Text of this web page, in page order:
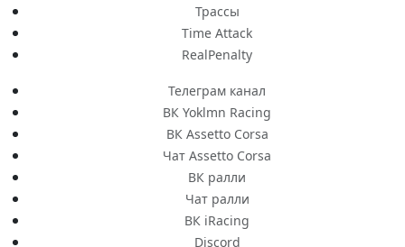
Трассы
Time Attack
RealPenalty
Телеграм канал
ВК Yoklmn Racing
ВК Assetto Corsa
Чат Assetto Corsa
ВК ралли
Чат ралли
ВК iRacing
Discord